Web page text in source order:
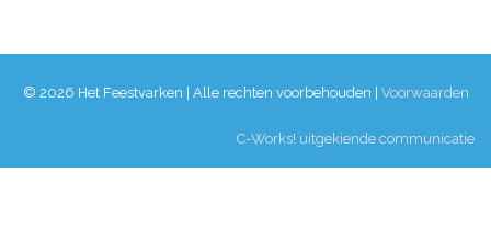
© 2026 Het Feestvarken | Alle rechten voorbehouden | Voorwaarden
C-Works! uitgekiende communicatie